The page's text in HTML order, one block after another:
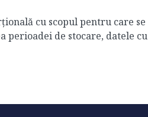
cu scopul pentru care se
perioadei de stocare, datele cu